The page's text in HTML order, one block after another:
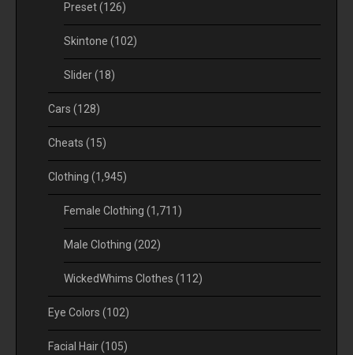
Preset(126)
Skintone (102)
Slider(18)
Cars (128)
Cheats (15)
Clothing (1,945)
Female Clothing (1,711)
Male Clothing (202)
WickedWhims Clothes (112)
Eye Colors (102)
Facial Hair(105)